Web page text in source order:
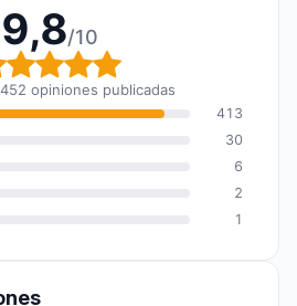
9,8/10
global: 9,8
opiniones publicadas
413
30
6
2
1